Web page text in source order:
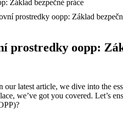
prostredky oopp: Základ
prostredky oopp:
latest article, we dive into the
we’ve got you covered. Let’s